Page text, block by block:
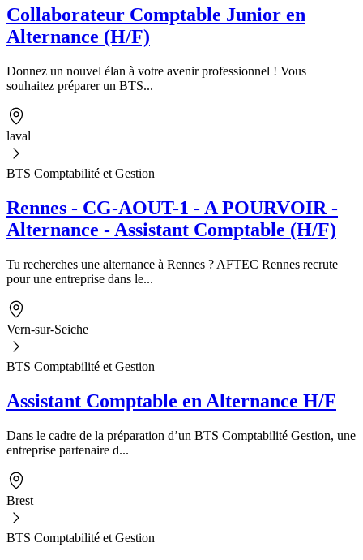
Collaborateur Comptable Junior en
Alternance (H/F)
Donnez un nouvel élan à votre avenir professionnel ! Vous
souhaitez préparer un BTS...
laval
BTS Comptabilité et Gestion
Rennes - CG-AOUT-1 - A POURVOIR -
Alternance - Assistant Comptable (H/F)
Tu recherches une alternance à Rennes ? AFTEC Rennes recrute
pour une entreprise dans le...
Vern-sur-Seiche
BTS Comptabilité et Gestion
Assistant Comptable en Alternance H/F
Dans le cadre de la préparation d’un BTS Comptabilité Gestion, une
entreprise partenaire d...
Brest
BTS Comptabilité et Gestion